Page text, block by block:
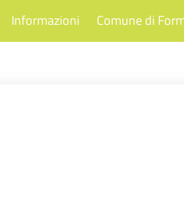
Informazioni Comune di